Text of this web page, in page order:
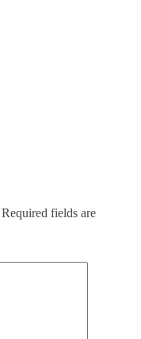
Required fields are